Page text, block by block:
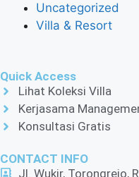
Uncategorized
Villa & Resort
Quick Access
Lihat Koleksi Villa
Kerjasama
Konsultasi Gratis
CONTACT INFO
Jl. Wukir, Torongrejo,